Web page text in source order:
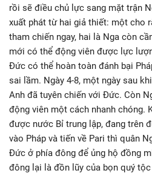
rồi sẽ điều chủ lực sang mặt trận
xuất phát từ hai giả thiết: một cho
tham chiến ngay, hai là Nga còn
mới có thể động viên được lực
Đức có thể hoàn toàn đánh bại
sai lầm. Ngày 4-8, một ngày sau
Anh đã tuyên chiến với Đức. Còn
động viên một cách nhanh chóng.
được nước Bỉ trung lập, đang trên
vào Pháp và tiến về Pari thì quân
Đức ở phía đông để ủng hộ đồng
đông lại là đồn lũy của bọn quý